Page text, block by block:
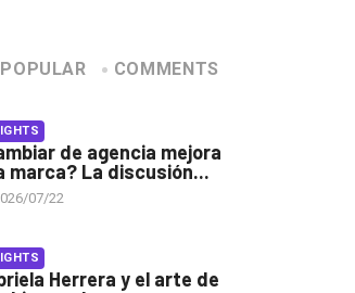
POPULAR COMMENTS
de agencia mejora
marca? La discusión...
07/22
Herrera y el arte de